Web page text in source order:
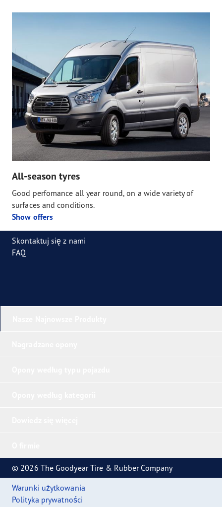
All-season tyres
Good perfomance all year round, on a wide variety of
surfaces and conditions.
Show offers
Skontaktuj się z nami
FAQ
© 2026 The Goodyear Tire & Rubber Company
Warunki użytkowania
Polityka prywatności